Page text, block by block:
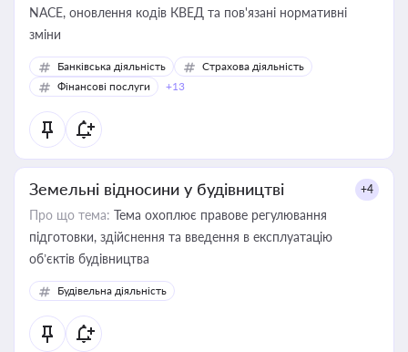
NACE, оновлення кодів КВЕД та пов'язані нормативні
зміни
Банківська діяльність
Страхова діяльність
Фінансові послуги
+13
Земельні відносини у будівництві +4
Про що тема: Тема охоплює правове регулювання
підготовки, здійснення та введення в експлуатацію
об’єктів будівництва
Будівельна діяльність